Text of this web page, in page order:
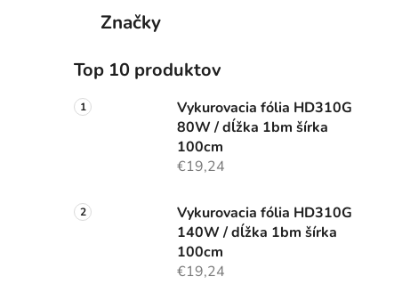
č
n
ý
e
l
Preskočiť
kategórie
e
ó
Značky
Top 10 produktov
Vykurovacia fólia HD310G
80W / dĺžka 1bm šírka
100cm
€19,24
Vykurovacia fólia HD310G
140W / dĺžka 1bm šírka
100cm
€19,24